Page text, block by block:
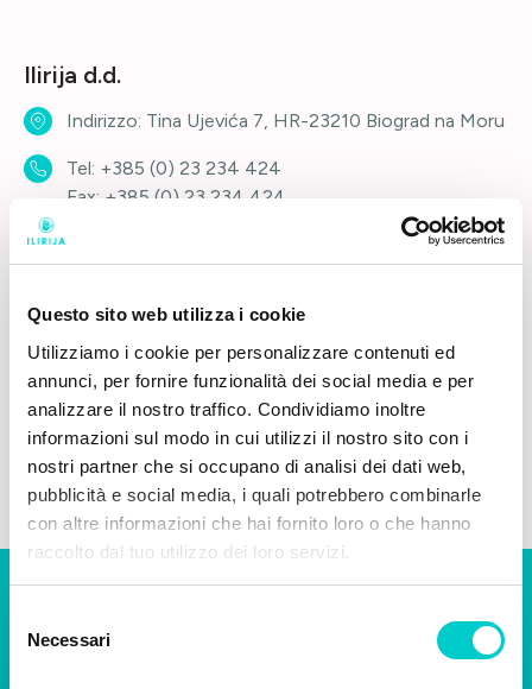
Questo sito web utilizza i cookie
Utilizziamo i cookie per personalizzare contenuti ed
annunci, per fornire funzionalità dei social media e per
analizzare il nostro traffico. Condividiamo inoltre
informazioni sul modo in cui utilizzi il nostro sito con i
nostri partner che si occupano di analisi dei dati web,
pubblicità e social media, i quali potrebbero combinarle
con altre informazioni che hai fornito loro o che hanno
raccolto dal tuo utilizzo dei loro servizi.
delNecessari
Ilirija d.d.
Indirizzo: Tina Ujevića 7, HR-23210 Biograd na Moru
Tel: +385 (0) 23 234 424
Fax: +385 (0) 23 234 424
Dipartimento Vendite e Marketing
Fax.+385 (0)23 383 008
sales@ilirijabiograd.com